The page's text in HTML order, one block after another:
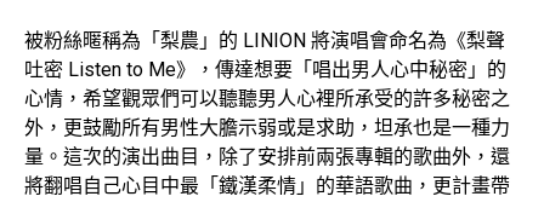
被粉絲暱稱為「梨農」的 LINION 將演唱會命名為《梨聲
吐密 Listen to Me》，傳達想要「唱出男人心中秘密」的
心情，希望觀眾們可以聽聽男人心裡所承受的許多秘密之
外，更鼓勵所有男性大膽示弱或是求助，坦承也是一種力
量。這次的演出曲目，除了安排前兩張專輯的歌曲外，還
將翻唱自己心目中最「鐵漢柔情」的華語歌曲，更計畫帶